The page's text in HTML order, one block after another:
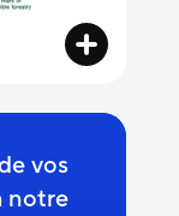
vos
notre